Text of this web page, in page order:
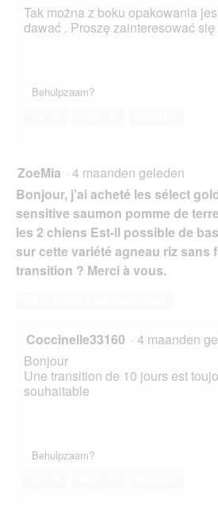
Tak można z boku opakowania
dawać . Proszę zainteresować się
Behulpzaam?
ZoeMia · 4 maanden geleden
Bonjour, j’ai acheté les sélect
sensitive saumon pomme de
les 2 chiens Est-il possible de
sur cette variété agneau riz sans
transition ? Merci à vous.
Coccinelle33160 · 4 maanden
Bonjour
Une transition de 10 jours est
souhaitable
Behulpzaam?